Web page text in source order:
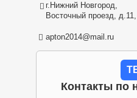
г.Нижний Новгород,
Восточный проезд,
apton2014@mail.ru
Контакты по